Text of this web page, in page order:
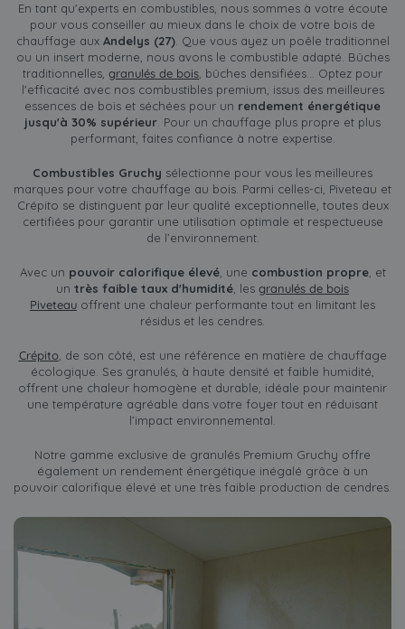
En tant qu'experts en combustibles, nous sommes à votre écoute
pour vous conseiller au mieux dans le choix de votre bois de
chauffage aux Andelys (27). Que vous ayez un poêle traditionnel
ou un insert moderne, nous avons le combustible adapté. Bûches
traditionnelles, granulés de bois , bûches densifiées… Optez pour
l'efficacité avec nos combustibles premium, issus des meilleures
essences de bois et séchées pour un rendement énergétique
jusqu'à 30% supérieur . Pour un chauffage plus propre et plus
performant, faites confiance à notre expertise.
Combustibles Gruchy sélectionne pour vous les meilleures
marques pour votre chauffage au bois. Parmi celles-ci, Piveteau et
Crépito se distinguent par leur qualité exceptionnelle, toutes deux
certifiées pour garantir une utilisation optimale et respectueuse
de l’environnement.
Avec un pouvoir calorifique élevé, une combustion propre, et
un très faible taux d'humidité, les granulés de bois
Piveteau offrent une chaleur performante tout en limitant les
résidus et les cendres.
Crépito, de son côté, est une référence en matière de chauffage
écologique. Ses granulés, à haute densité et faible humidité,
offrent une chaleur homogène et durable, idéale pour maintenir
une température agréable dans votre foyer tout en réduisant
l’impact environnemental.
Notre gamme exclusive de granulés Premium Gruchy offre
également un rendement énergétique inégalé grâce à un
pouvoir calorifique élevé et une très faible production de cendres.